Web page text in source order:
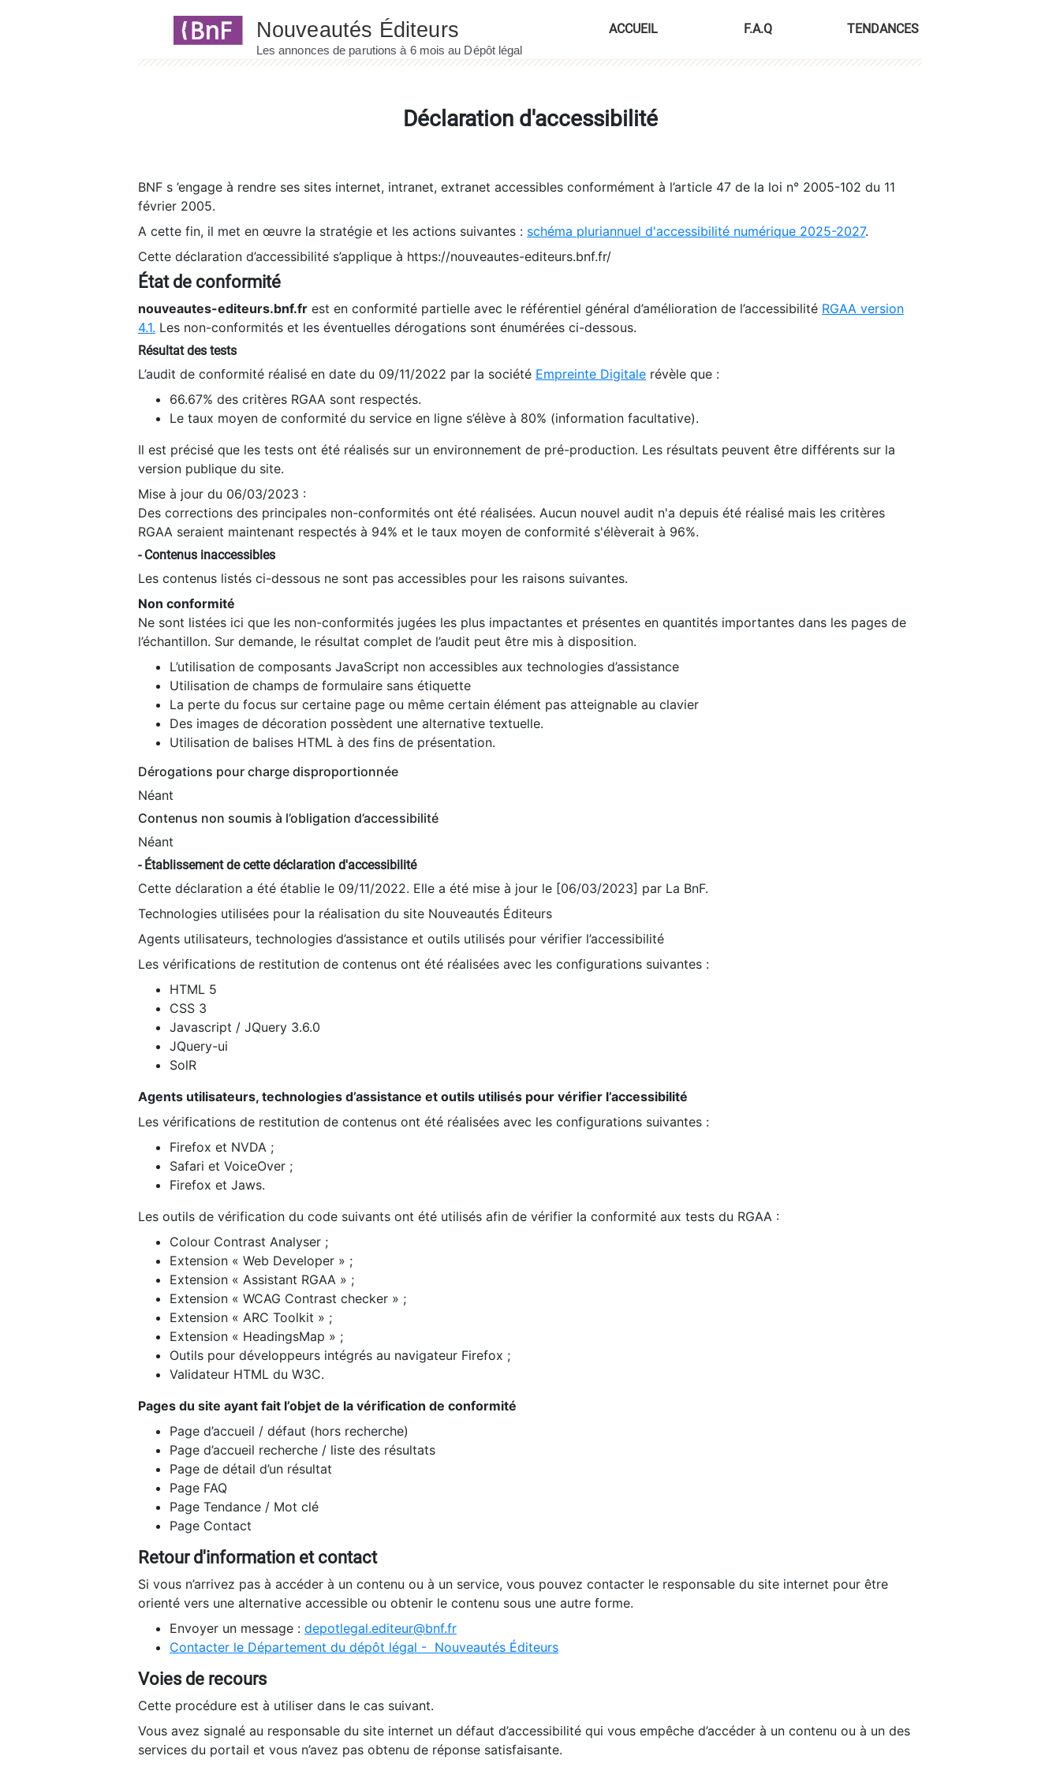
ACCUEIL F.A.Q TENDANCES
Déclaration d'accessibilité
BNF s ’engage à rendre ses sites internet, intranet, extranet accessibles conformément à l’article 47 de la loi n° 2005-102 du 11
février 2005.
A cette fin, il met en œuvre la stratégie et les actions suivantes : schéma pluriannuel d'accessibilité numérique 2025-2027.
Cette déclaration d’accessibilité s’applique à https://nouveautes-editeurs.bnf.fr/
État de conformité
nouveautes-editeurs.bnf.fr est en conformité partielle avec le référentiel général d’amélioration de l’accessibilité RGAA version
4.1. Les non-conformités et les éventuelles dérogations sont énumérées ci-dessous.
Résultat des tests
L’audit de conformité réalisé en date du 09/11/2022 par la société Empreinte Digitale révèle que :
66.67% des critères RGAA sont respectés.
Le taux moyen de conformité du service en ligne s’élève à 80% (information facultative).
Il est précisé que les tests ont été réalisés sur un environnement de pré-production. Les résultats peuvent être différents sur la
version publique du site.
Mise à jour du 06/03/2023 :
Des corrections des principales non-conformités ont été réalisées. Aucun nouvel audit n'a depuis été réalisé mais les critères
RGAA seraient maintenant respectés à 94% et le taux moyen de conformité s'élèverait à 96%.
- Contenus inaccessibles
Les contenus listés ci-dessous ne sont pas accessibles pour les raisons suivantes.
Non conformité
Ne sont listées ici que les non-conformités jugées les plus impactantes et présentes en quantités importantes dans les pages de
l’échantillon. Sur demande, le résultat complet de l’audit peut être mis à disposition.
L’utilisation de composants JavaScript non accessibles aux technologies d’assistance
Utilisation de champs de formulaire sans étiquette
La perte du focus sur certaine page ou même certain élément pas atteignable au clavier
Des images de décoration possèdent une alternative textuelle.
Utilisation de balises HTML à des fins de présentation.
Dérogations pour charge disproportionnée
Néant
Contenus non soumis à l’obligation d’accessibilité
Néant
- Établissement de cette déclaration d'accessibilité
Cette déclaration a été établie le 09/11/2022. Elle a été mise à jour le [06/03/2023] par La BnF.
Technologies utilisées pour la réalisation du site Nouveautés Éditeurs
Agents utilisateurs, technologies d’assistance et outils utilisés pour vérifier l’accessibilité
Les vérifications de restitution de contenus ont été réalisées avec les configurations suivantes :
HTML 5
CSS 3
Javascript / JQuery 3.6.0
JQuery-ui
SolR
Agents utilisateurs, technologies d’assistance et outils utilisés pour vérifier l’accessibilité
Les vérifications de restitution de contenus ont été réalisées avec les configurations suivantes :
Firefox et NVDA ;
Safari et VoiceOver ;
Firefox et Jaws.
Les outils de vérification du code suivants ont été utilisés afin de vérifier la conformité aux tests du RGAA :
Colour Contrast Analyser ;
Extension « Web Developer » ;
Extension « Assistant RGAA » ;
Extension « WCAG Contrast checker » ;
Extension « ARC Toolkit » ;
Extension « HeadingsMap » ;
Outils pour développeurs intégrés au navigateur Firefox ;
Validateur HTML du W3C.
Pages du site ayant fait l’objet de la vérification de conformité
Page d’accueil / défaut (hors recherche)
Page d’accueil recherche / liste des résultats
Page de détail d’un résultat
Page FAQ
Page Tendance / Mot clé
Page Contact
Retour d'information et contact
Si vous n’arrivez pas à accéder à un contenu ou à un service, vous pouvez contacter le responsable du site internet pour être
orienté vers une alternative accessible ou obtenir le contenu sous une autre forme.
Envoyer un message : depotlegal.editeur@bnf.fr
Contacter le Département du dépôt légal - Nouveautés Éditeurs
Voies de recours
Cette procédure est à utiliser dans le cas suivant.
Vous avez signalé au responsable du site internet un défaut d’accessibilité qui vous empêche d’accéder à un contenu ou à un des
services du portail et vous n’avez pas obtenu de réponse satisfaisante.